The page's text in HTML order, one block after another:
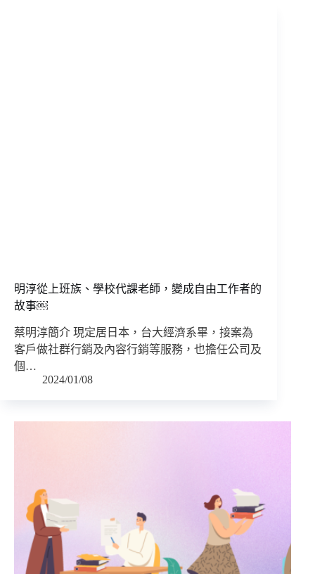
明淳從上班族、學校代課老師，變成自由工作者的
故事￼
蔡明淳簡介 現定居日本，台大經濟系畢，接案為
客戶做社群行銷及內容行銷等服務，也擔任公司及
個…
2024/01/08